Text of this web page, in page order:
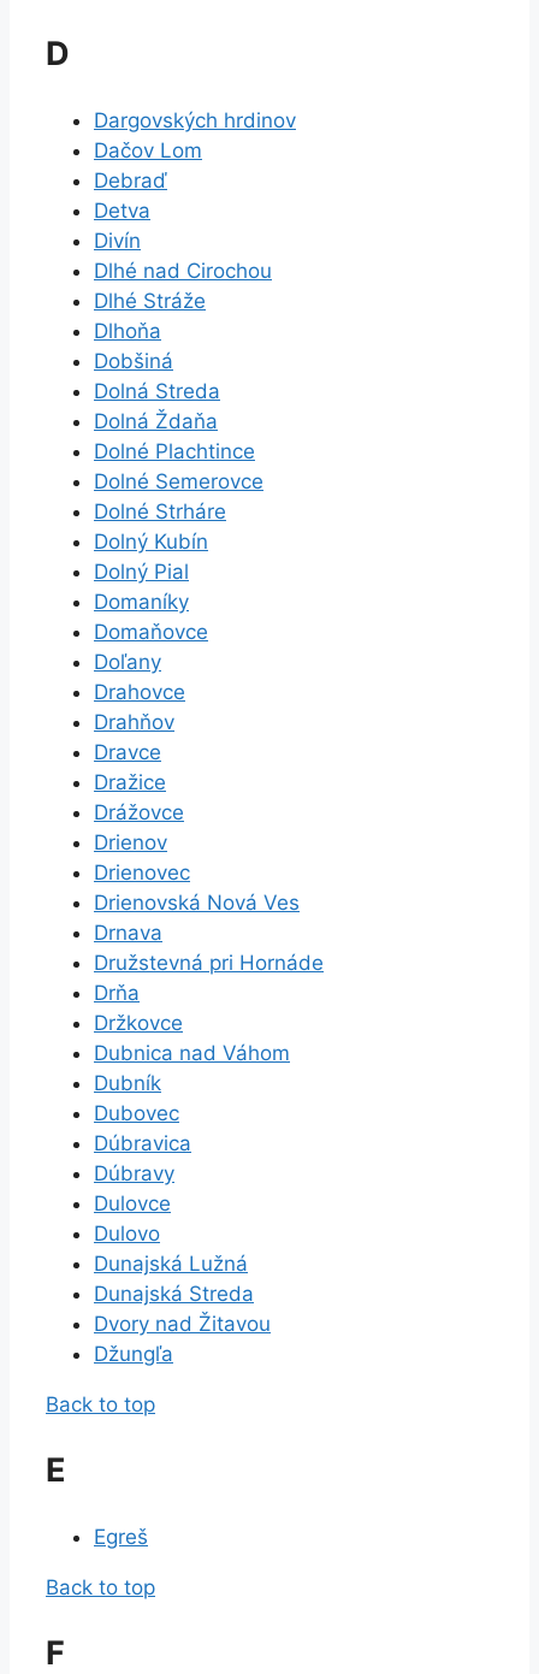
D
Dargovských hrdinov
Dačov Lom
Debraď
Detva
Divín
Dlhé nad Cirochou
Dlhé Stráže
Dlhoňa
Dobšiná
Dolná Streda
Dolná Ždaňa
Dolné Plachtince
Dolné Semerovce
Dolné Strháre
Dolný Kubín
Dolný Pial
Domaníky
Domaňovce
Doľany
Drahovce
Drahňov
Dravce
Dražice
Drážovce
Drienov
Drienovec
Drienovská Nová Ves
Drnava
Družstevná pri Hornáde
Drňa
Držkovce
Dubnica nad Váhom
Dubník
Dubovec
Dúbravica
Dúbravy
Dulovce
Dulovo
Dunajská Lužná
Dunajská Streda
Dvory nad Žitavou
Džungľa
Back to top
E
Egreš
Back to top
F